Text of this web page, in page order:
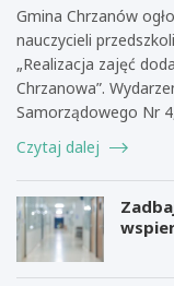
Gmina Chrzanów
nauczycieli
„Realizacja zajęć
Chrzanowa”.
Samorządowego Nr
Czytaj dalej